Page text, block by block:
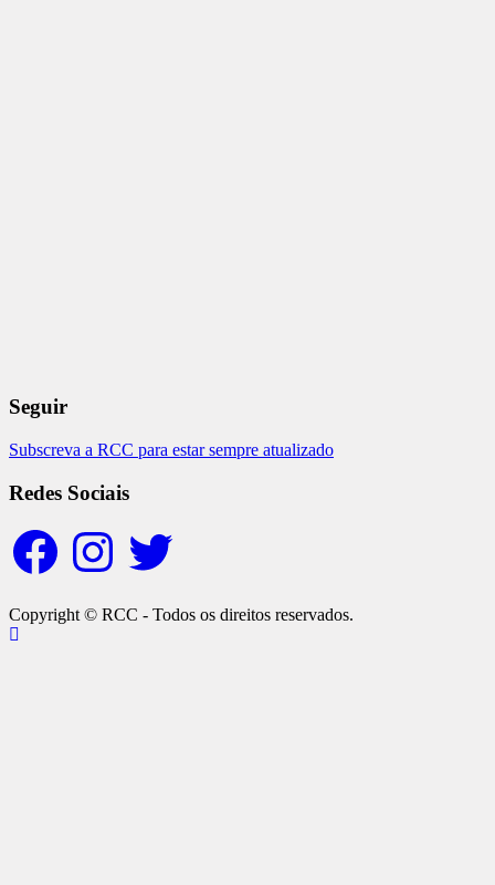
Seguir
Subscreva a RCC para estar sempre atualizado
Redes Sociais
FacebookInstagramTwitter
Copyright © RCC - Todos os direitos reservados.